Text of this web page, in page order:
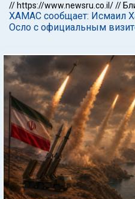
// https://www.newsru.co.il///
ХАМАС сообщает: Исмаил
Осло с официальным